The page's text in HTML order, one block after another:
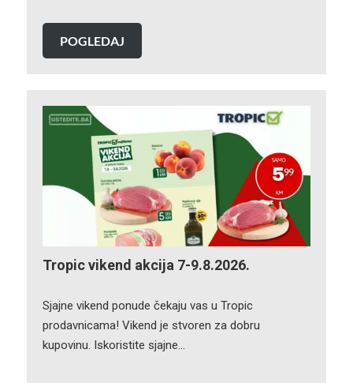
POGLEDAJ
Tropic vikend akcija 7-9.8.2026.
Sjajne vikend ponude čekaju vas u Tropic
prodavnicama! Vikend je stvoren za dobru
kupovinu. Iskoristite sjajne…